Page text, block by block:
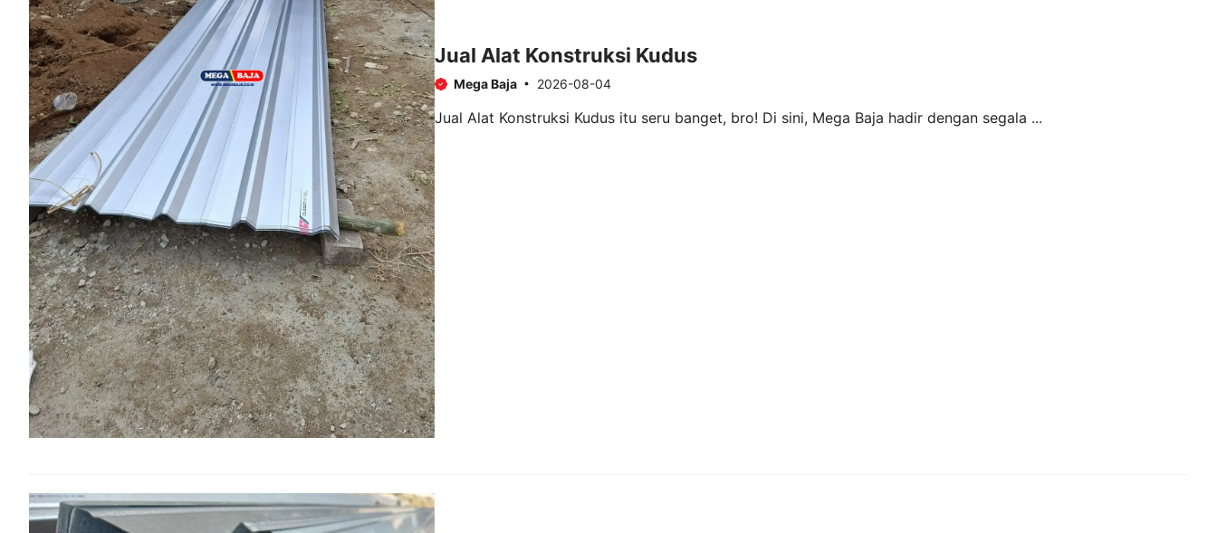
Jual Alat Konstruksi Kudus
Mega Baja 2026-08-04
Jual Alat Konstruksi Kudus itu seru banget, bro! Di sini, Mega Baja hadir dengan segala ...